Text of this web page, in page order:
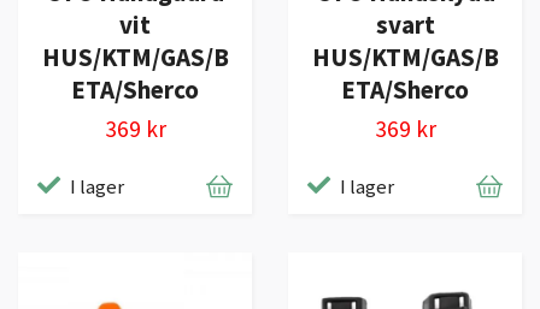
vit
HUS/KTM/GAS/B
ETA/Sherco
369 kr
I lager
svart
HUS/KTM/GAS/B
ETA/Sherco
369 kr
I lager